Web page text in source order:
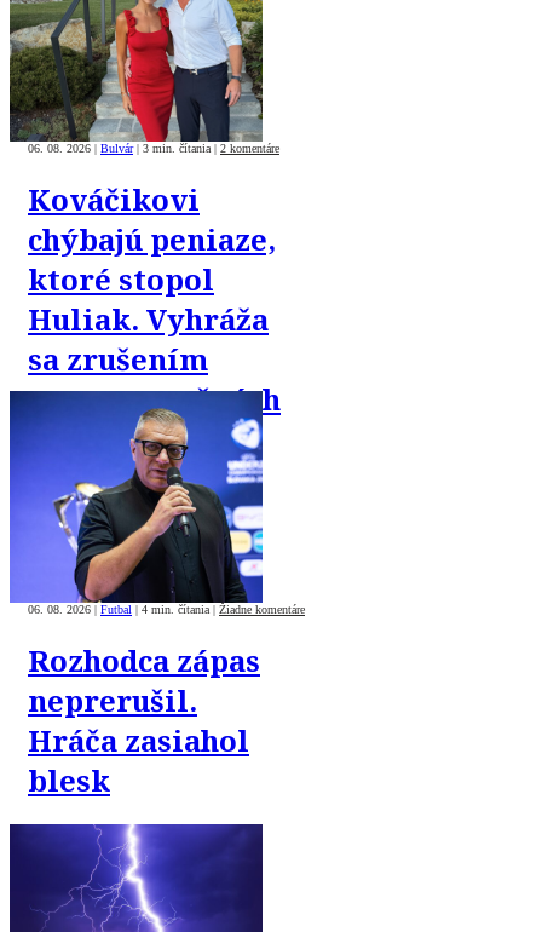
06. 08. 2026 | Bulvár | 3 min. čítania | 2 komentáre
Kováčikovi
chýbajú peniaze,
ktoré stopol
Huliak. Vyhráža
sa zrušením
reprezentačných
zápasov
06. 08. 2026 | Futbal | 4 min. čítania | Žiadne komentáre
Rozhodca zápas
neprerušil.
Hráča zasiahol
blesk